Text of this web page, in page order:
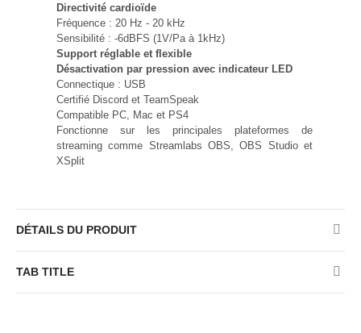
Directivité cardioïde
Fréquence : 20 Hz - 20 kHz
Sensibilité : -6dBFS (1V/Pa à 1kHz)
Support réglable et flexible
Désactivation par pression avec indicateur LED
Connectique : USB
Certifié Discord et TeamSpeak
Compatible PC, Mac et PS4
Fonctionne sur les principales plateformes de
streaming comme Streamlabs OBS, OBS Studio et
XSplit
DÉTAILS DU PRODUIT
TAB TITLE